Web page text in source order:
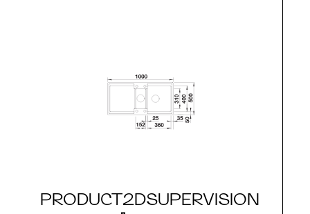
PRODUCT2DSUPERVISION